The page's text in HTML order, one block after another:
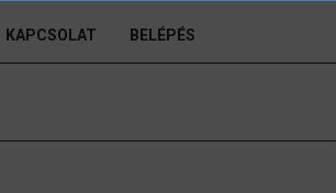
KAPCSOLAT BELÉPÉS